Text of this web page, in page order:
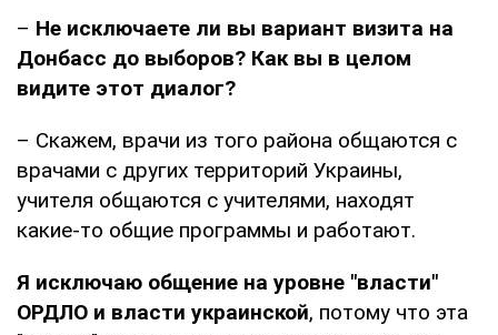
– Не исключаете ли вы вариант визита на
Донбасс до выборов? Как вы в целом
видите этот диалог?
– Скажем, врачи из того района общаются с
врачами с других территорий Украины,
учителя общаются с учителями, находят
какие-то общие программы и работают.
Я исключаю общение на уровне "власти"
ОРДЛО и власти украинской, потому что эта